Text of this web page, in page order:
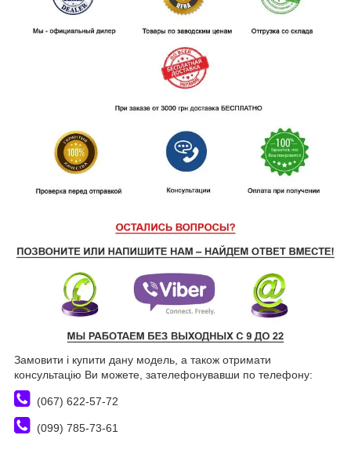
Замовити і купити дану модель, а також отримати
консультацію Ви можете, зателефонувавши по телефону:
(067) 622-57-72
(099) 785-73-61